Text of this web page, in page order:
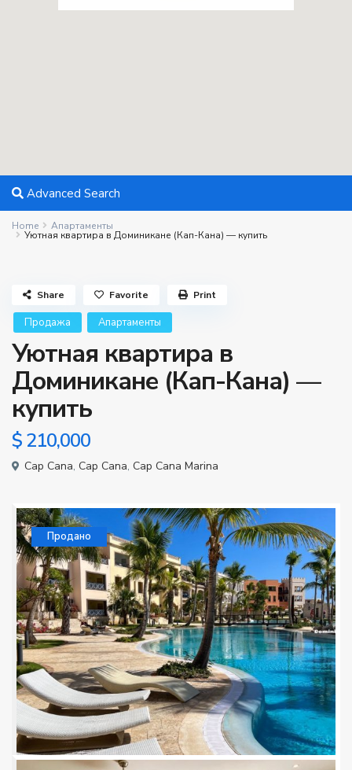
Advanced Search
Home Апартаменты
Уютная квартира в Доминикане (Кап-Кана) — купить
Продажа Апартаменты
Уютная квартира в
Доминикане (Кап-Кана) —
купить
$ 210,000
Cap Cana, Cap Cana, Cap Cana Marina
Share Favorite Print
Продано